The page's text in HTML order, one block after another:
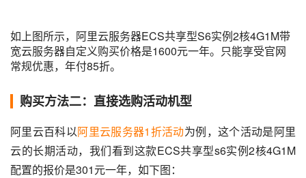
如上图所示，阿里云服务器ECS共享型S6实例2核4G1M带
宽云服务器自定义购买价格是1600元一年。只能享受官网
常规优惠，年付85折。
购买方法二：直接选购活动机型
阿里云百科以阿里云服务器1折活动为例，这个活动是阿里
云的长期活动，我们看到这款ECS共享型s6实例2核4G1M
配置的报价是301元一年，如下图：